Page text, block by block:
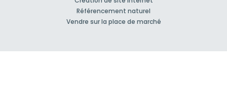
Référencement naturel
Vendre sur la place de marché